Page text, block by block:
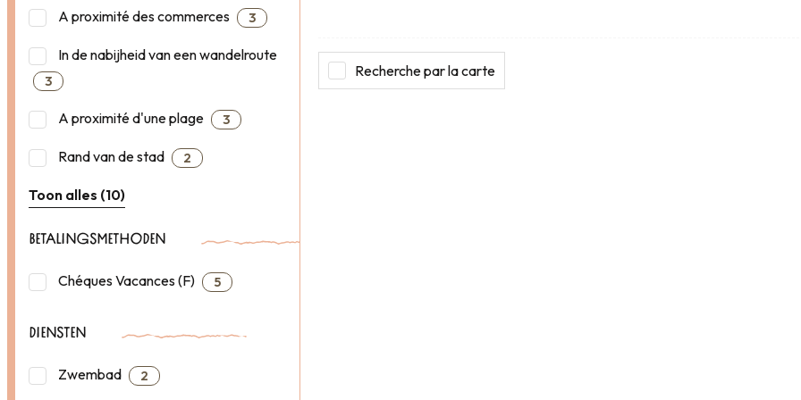
A proximité des commerces 3
In de nabijheid van een wandelroute
3
A proximité d'une plage 3
Rand van de stad 2
Toon alles (10)
BETALINGSMETHODEN
Chéques Vacances (F) 5
DIENSTEN
Zwembad 2
Recherche par la carte